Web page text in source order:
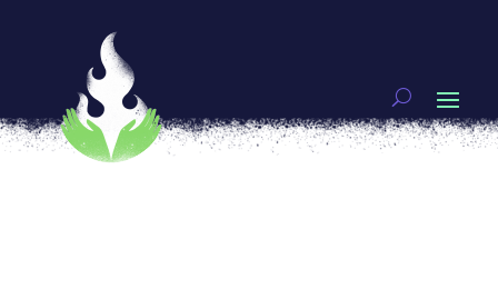
Tabasco
poradmin|
Tabasco Puedes denunciar por Violación a la
intimidad personal Artículo 163 La ley protege